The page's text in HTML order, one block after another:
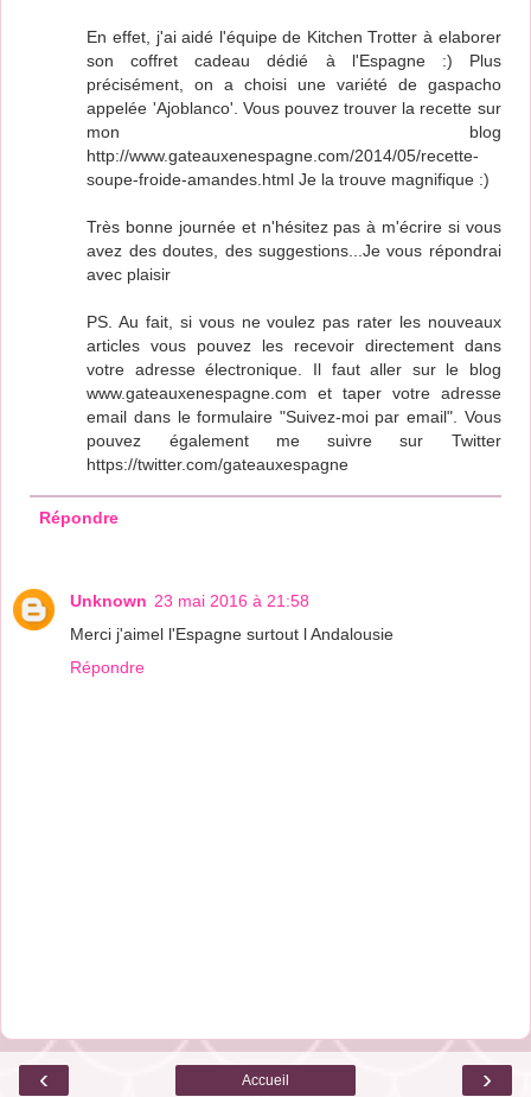
En effet, j'ai aidé l'équipe de Kitchen Trotter à elaborer
son coffret cadeau dédié à l'Espagne :) Plus
précisément, on a choisi une variété de gaspacho
appelée 'Ajoblanco'. Vous pouvez trouver la recette sur
mon blog
http://www.gateauxenespagne.com/2014/05/recette-
soupe-froide-amandes.html Je la trouve magnifique :)
Très bonne journée et n'hésitez pas à m'écrire si vous
avez des doutes, des suggestions...Je vous répondrai
avec plaisir
PS. Au fait, si vous ne voulez pas rater les nouveaux
articles vous pouvez les recevoir directement dans
votre adresse électronique. Il faut aller sur le blog
www.gateauxenespagne.com et taper votre adresse
email dans le formulaire "Suivez-moi par email". Vous
pouvez également me suivre sur Twitter
https://twitter.com/gateauxespagne
Répondre
Unknown 23 mai 2016 à 21:58
Merci j'aimel l'Espagne surtout l Andalousie
Répondre
‹ ›
Accueil